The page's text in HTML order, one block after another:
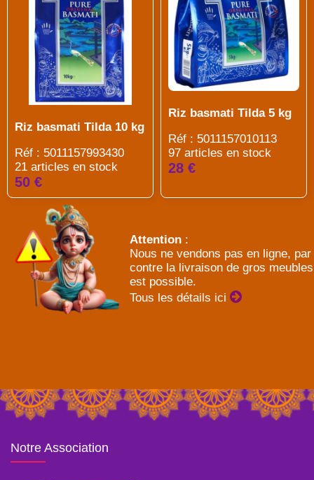
Riz basmati Tilda 10 kg
Réf : 5011157993430
21 articles en stock
50 €
Riz basmati Tilda 5 kg
Réf : 5011157010113
97 articles en stock
28 €
Attention :
Nous ne vendons pas en ligne, par
contre la livraison de gros meubles
est possible.
Tous les détails ici
Notre Association